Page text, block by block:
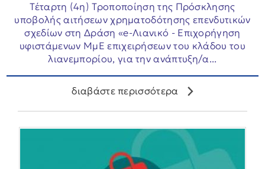
Τέταρτη (4η) Τροποποίηση της Πρόσκλησης
υποβολής αιτήσεων χρηματοδότησης επενδυτικών
σχεδίων στη Δράση «e-Λιανικό - Επιχορήγηση
υφιστάμενων ΜμΕ επιχειρήσεων του κλάδου του
λιανεμπορίου, για την ανάπτυξη/α...
διαβάστε περισσότερα